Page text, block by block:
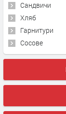
Сандвичи
Хляб
Гарнитури
Сосове